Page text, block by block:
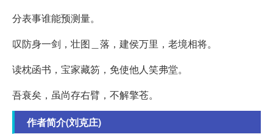
分表事谁能预测量。
叹防身一剑，壮图＿落，建侯万里，老境相将。
读枕函书，宝家藏笏，免使他人笑弗堂。
吾衰矣，虽尚存右臂，不解擎苍。
作者简介(刘克庄)